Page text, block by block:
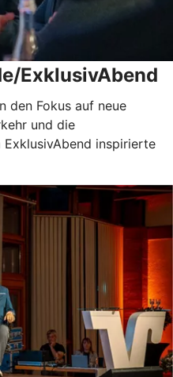
ExklusivAbend
den Fokus auf neue
und die
inspirierte